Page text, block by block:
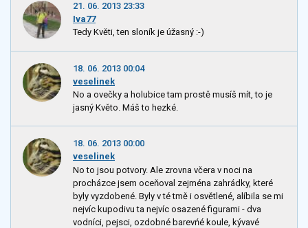
21. 06. 2013 23:33
Iva77
Tedy Květi, ten sloník je úžasný :-)
18. 06. 2013 00:04
veselinek
No a ovečky a holubice tam prostě musíš mít, to je
jasný Květo. Máš to hezké.
18. 06. 2013 00:00
veselinek
No to jsou potvory. Ale zrovna včera v noci na
procházce jsem oceňoval zejména zahrádky, které
byly vyzdobené. Byly v té tmě i osvětlené, alíbila se mi
nejvíc kupodivu ta nejvíc osazené figurami - dva
vodníci, pejsci, ozdobné barevńé koule, kývavé